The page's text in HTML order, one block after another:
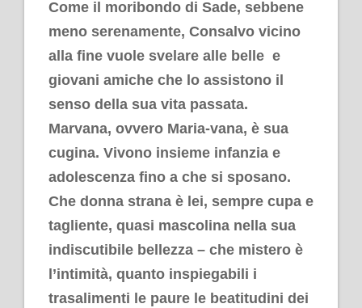
Come il moribondo di Sade, sebbene
meno serenamente, Consalvo vicino
alla fine vuole svelare alle belle e
giovani amiche che lo assistono il
senso della sua vita passata.
Marvana, ovvero Maria-vana, è sua
cugina. Vivono insieme infanzia e
adolescenza fino a che si sposano.
Che donna strana è lei, sempre cupa e
tagliente, quasi mascolina nella sua
indiscutibile bellezza – che mistero è
l’intimità, quanto inspiegabili i
trasalimenti le paure le beatitudini dei